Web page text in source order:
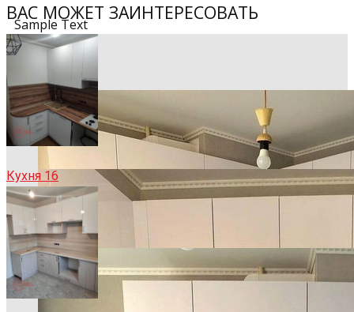
Sample Text
ВАС МОЖЕТ ЗАИНТЕРЕСОВАТЬ
Кухня 16